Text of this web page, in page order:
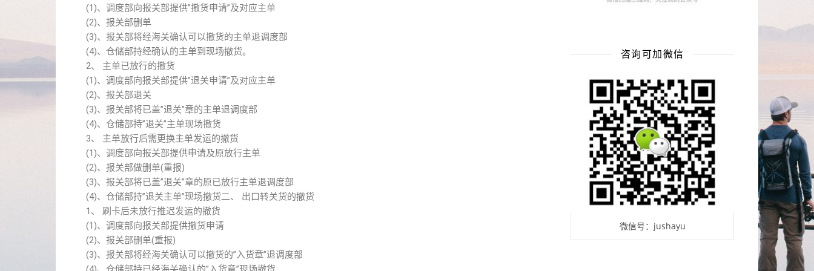
(1)、调度部向报关部提供”撤货申请”及对应主单
(2)、报关部删单
(3)、报关部将经海关确认可以撤货的主单退调度部
(4)、仓储部持经确认的主单到现场撤货。
2、 主单已放行的撤货
(1)、调度部向报关部提供”退关申请”及对应主单
(2)、报关部退关
(3)、报关部将已盖”退关”章的主单退调度部
(4)、仓储部持”退关”主单现场撤货
3、 主单放行后需更换主单发运的撤货
(1)、调度部向报关部提供申请及原放行主单
(2)、报关部做删单(重报)
(3)、报关部将已盖”退关”章的原已放行主单退调度部
(4)、仓储部持”退关主单”现场撤货二、 出口转关货的撤货
1、 刷卡后未放行推迟发运的撤货
(1)、调度部向报关部提供撤货申请
(2)、报关部删单(重报)
(3)、报关部将经海关确认可以撤货的”入货章”退调度部
咨询可加微信
微信号：jushayu